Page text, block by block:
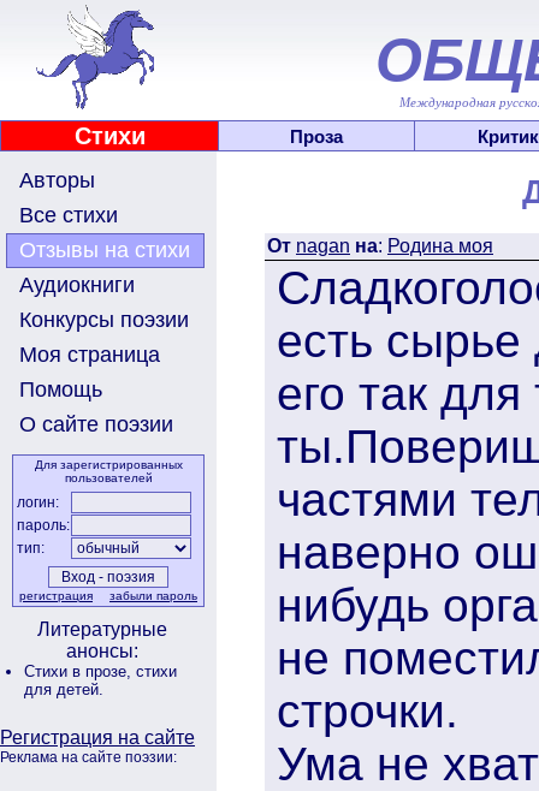
Международная
Стихи Проза
Авторы
Все стихи
Отзывы на стихи
Аудиокниги
Конкурсы поэзии
Моя страница
Помощь
О сайте поэзии
Для зарегистрированных
пользователей
логин:
пароль:
тип:
регистрация забыли пароль
Литературные
анонсы:
Стихи в прозе, стихи
для детей.
Регистрация на сайте
Реклама на сайте поэзии:
От nagan на: Родина моя
есть
его так для
частями
наверно
нибудь
не
строчки.
Ума не